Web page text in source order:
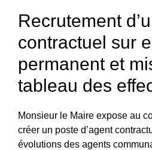
Recrutement
contractuel sur
permanent et
tableau des
Monsieur le Maire expose au
créer un poste d’agent
évolutions des agents